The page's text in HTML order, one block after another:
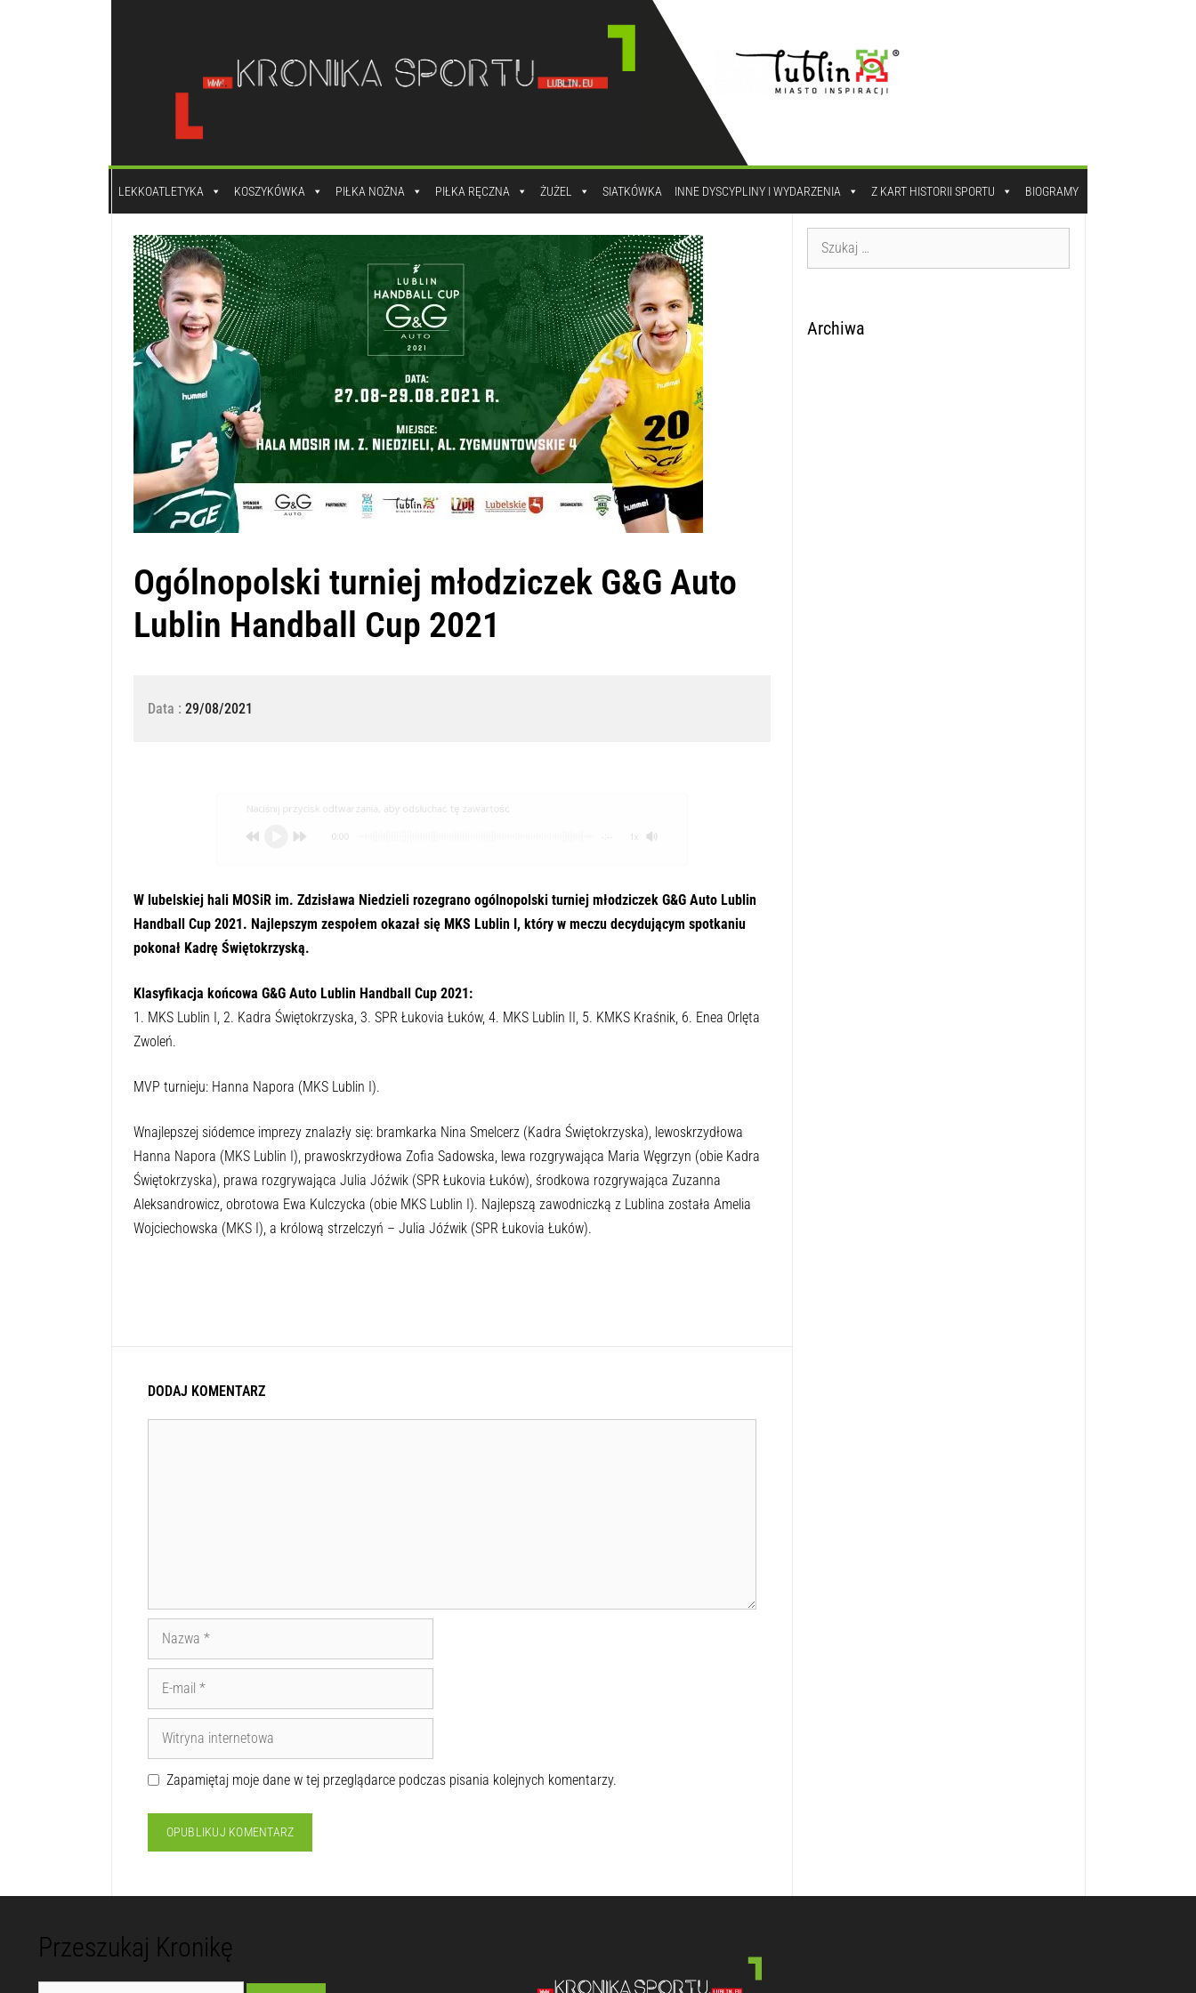
LEKKOATLETYKA KOSZYKÓWKA PIŁKA NOŻNA PIŁKA RĘCZNA ŻUŻEL SIATKÓWKA INNE DYSCYPLINY I WYDARZENIA Z KART HISTORII SPORTU BIOGRAMY
Ogólnopolski turniej młodziczek G&G Auto
Lublin Handball Cup 2021
Data : 29/08/2021
Naciśnij przycisk odtwarzania, aby odsłuchać tę zawartość
0:00 -:--
W lubelskiej hali MOSiR im. Zdzisława Niedzieli rozegrano ogólnopolski turniej młodziczek G&G Auto Lublin
Handball Cup 2021. Najlepszym zespołem okazał się MKS Lublin I, który w meczu decydującym spotkaniu
pokonał Kadrę Świętokrzyską.
Klasyfikacja końcowa G&G Auto Lublin Handball Cup 2021:
1. MKS Lublin I, 2. Kadra Świętokrzyska, 3. SPR Łukovia Łuków, 4. MKS Lublin II, 5. KMKS Kraśnik, 6. Enea Orlęta
Zwoleń.
MVP turnieju: Hanna Napora (MKS Lublin I).
Wnajlepszej siódemce imprezy znalazły się: bramkarka Nina Smelcerz (Kadra Świętokrzyska), lewoskrzydłowa
Hanna Napora (MKS Lublin I), prawoskrzydłowa Zofia Sadowska, lewa rozgrywająca Maria Węgrzyn (obie Kadra
Świętokrzyska), prawa rozgrywająca Julia Jóźwik (SPR Łukovia Łuków), środkowa rozgrywająca Zuzanna
Aleksandrowicz, obrotowa Ewa Kulczycka (obie MKS Lublin I). Najlepszą zawodniczką z Lublina została Amelia
Wojciechowska (MKS I), a królową strzelczyń – Julia Jóźwik (SPR Łukovia Łuków).
DODAJ KOMENTARZ
Zapamiętaj moje dane w tej przeglądarce podczas pisania kolejnych komentarzy.
Archiwa
Przeszukaj Kronikę